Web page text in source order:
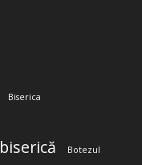
Biserica
biserică Botezul